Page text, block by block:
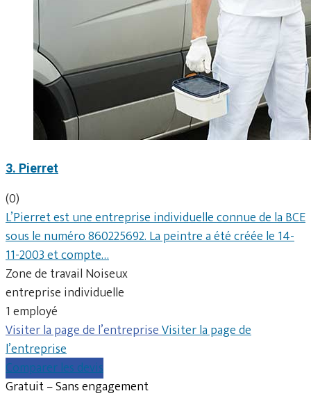
3. Pierret
(0)
L’Pierret est une entreprise individuelle connue de la BCE
sous le numéro 860225692. La peintre a été créée le 14-
11-2003 et compte…
Zone de travail Noiseux
entreprise individuelle
1 employé
Visiter la page de l’entrepriseVisiter la page de
l’entreprise
Comparer les devis
Gratuit – Sans engagement